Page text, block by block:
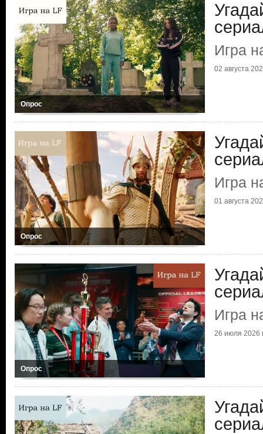
Опрос
Игра
02 августа
Опрос
Игра
01 августа
Опрос
Игра
26 июля 2026